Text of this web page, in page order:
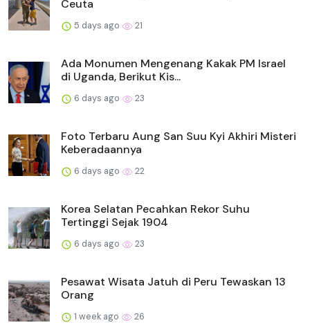
Ceuta
5 days ago 21
Ada Monumen Mengenang Kakak PM Israel
di Uganda, Berikut Kis...
6 days ago 23
Foto Terbaru Aung San Suu Kyi Akhiri Misteri
Keberadaannya
6 days ago 22
Korea Selatan Pecahkan Rekor Suhu
Tertinggi Sejak 1904
6 days ago 23
Pesawat Wisata Jatuh di Peru Tewaskan 13
Orang
1 week ago 26